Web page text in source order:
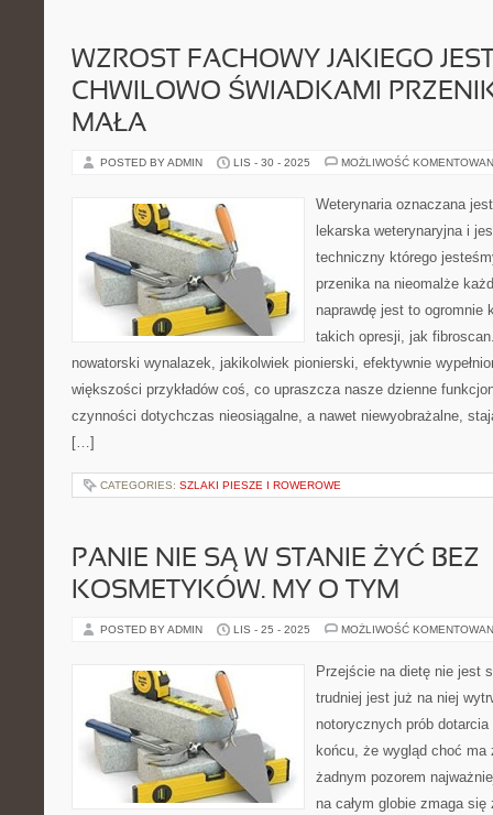
WZROST FACHOWY JAKIEGO
CHWILOWO ŚWIADKAMI
MAŁA
POSTED BY ADMIN LIS - 30 - 2025 MOŻLIWOŚĆ
Weterynaria oznaczana
lekarska weterynaryjna i
techniczny którego
przenika na nieomalże
naprawdę jest to
takich opresji, jak
nowatorski wynalazek, jakikolwiek pionierski, efektywnie
większości przykładów coś, co upraszcza nasze dzienne
czynności dotychczas nieosiągalne, a nawet niewyobrażalne,
[…]
CATEGORIES: SZLAKI PIESZE I ROWEROWE
PANIE NIE SĄ W STANIE ŻYĆ BEZ
KOSMETYKÓW. MY O TYM
POSTED BY ADMIN LIS - 25 - 2025 MOŻLIWOŚĆ
Przejście na dietę nie jest
trudniej jest już na niej
notorycznych prób
końcu, że wygląd choć
żadnym pozorem
na całym globie zmaga się